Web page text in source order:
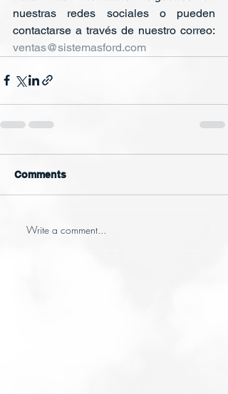
nuestras redes sociales o pueden
ventas@sistemasford.com
Comments
Write a comment...